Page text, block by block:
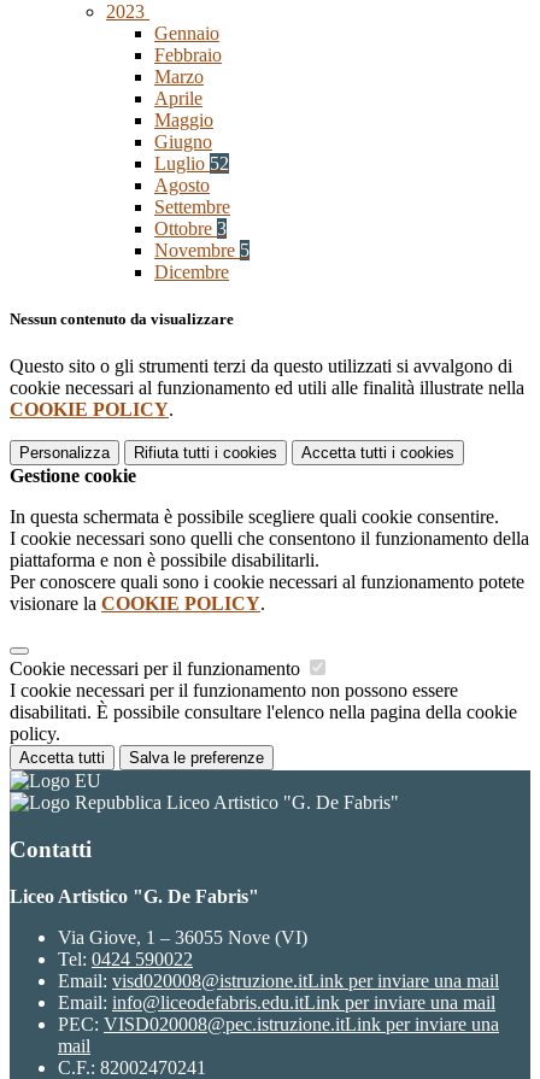
2023
Gennaio
Febbraio
Marzo
Aprile
Maggio
Giugno
Luglio 52
Agosto
Settembre
Ottobre 3
Novembre 5
Dicembre
Nessun contenuto da visualizzare
Questo sito o gli strumenti terzi da questo utilizzati si avvalgono di
cookie necessari al funzionamento ed utili alle finalità illustrate nella
COOKIE POLICY.
Personalizza Rifiuta tutti i cookies Accetta tutti i cookies
Gestione cookie
In questa schermata è possibile scegliere quali cookie consentire.
I cookie necessari sono quelli che consentono il funzionamento della
piattaforma e non è possibile disabilitarli.
Per conoscere quali sono i cookie necessari al funzionamento potete
visionare la COOKIE POLICY.
Cookie necessari per il funzionamento
I cookie necessari per il funzionamento non possono essere
disabilitati. È possibile consultare l'elenco nella pagina della cookie
policy.
Accetta tutti Salva le preferenze
Liceo Artistico "G. De Fabris"
Contatti
Liceo Artistico "G. De Fabris"
Via Giove, 1 – 36055 Nove (VI)
Tel: 0424 590022
Email: visd020008@istruzione.itLink per inviare una mail
Email: info@liceodefabris.edu.itLink per inviare una mail
PEC: VISD020008@pec.istruzione.itLink per inviare una
mail
C.F.: 82002470241